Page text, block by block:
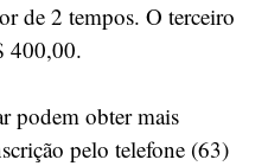
de 2 tempos. O terceiro
400,00.
podem obter mais
pelo telefone (63)